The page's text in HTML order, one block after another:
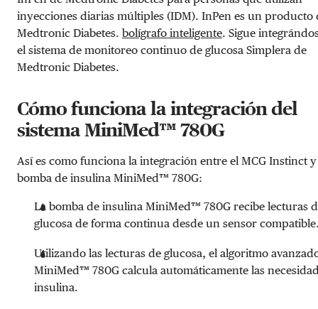
inyecciones diarias múltiples (IDM). InPen es un producto
Medtronic Diabetes. bolígrafo inteligente. Sigue
el sistema de monitoreo continuo de glucosa Simplera de
Medtronic Diabetes.
Cómo funciona la integración del
sistema MiniMed™ 780G
Así es como funciona la integración entre el MCG Instinct
bomba de insulina MiniMed™ 780G:
La bomba de insulina MiniMed™ 780G recibe lecturas
glucosa de forma continua desde un sensor
Utilizando las lecturas de glucosa, el algoritmo
MiniMed™ 780G calcula automáticamente las
insulina.